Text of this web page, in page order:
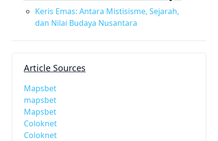
Keris Emas: Antara Mistisisme, Sejarah,
dan Nilai Budaya Nusantara
Article Sources
Mapsbet
mapsbet
Mapsbet
Coloknet
Coloknet